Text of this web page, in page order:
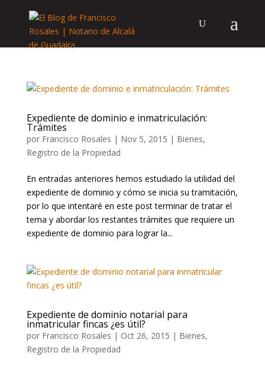
Expediente de dominio e inmatriculación:
Trámites
por Francisco Rosales | Nov 5, 2015 | Bienes,
Registro de la Propiedad
En entradas anteriores hemos estudiado la utilidad del
expediente de dominio y cómo se inicia su tramitación,
por lo que intentaré en este post terminar de tratar el
tema y abordar los restantes trámites que requiere un
expediente de dominio para lograr la...
Expediente de dominio notarial para
inmatricular fincas ¿es útil?
por Francisco Rosales | Oct 26, 2015 | Bienes,
Registro de la Propiedad